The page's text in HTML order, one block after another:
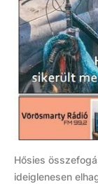
Hősies
ideiglenesen